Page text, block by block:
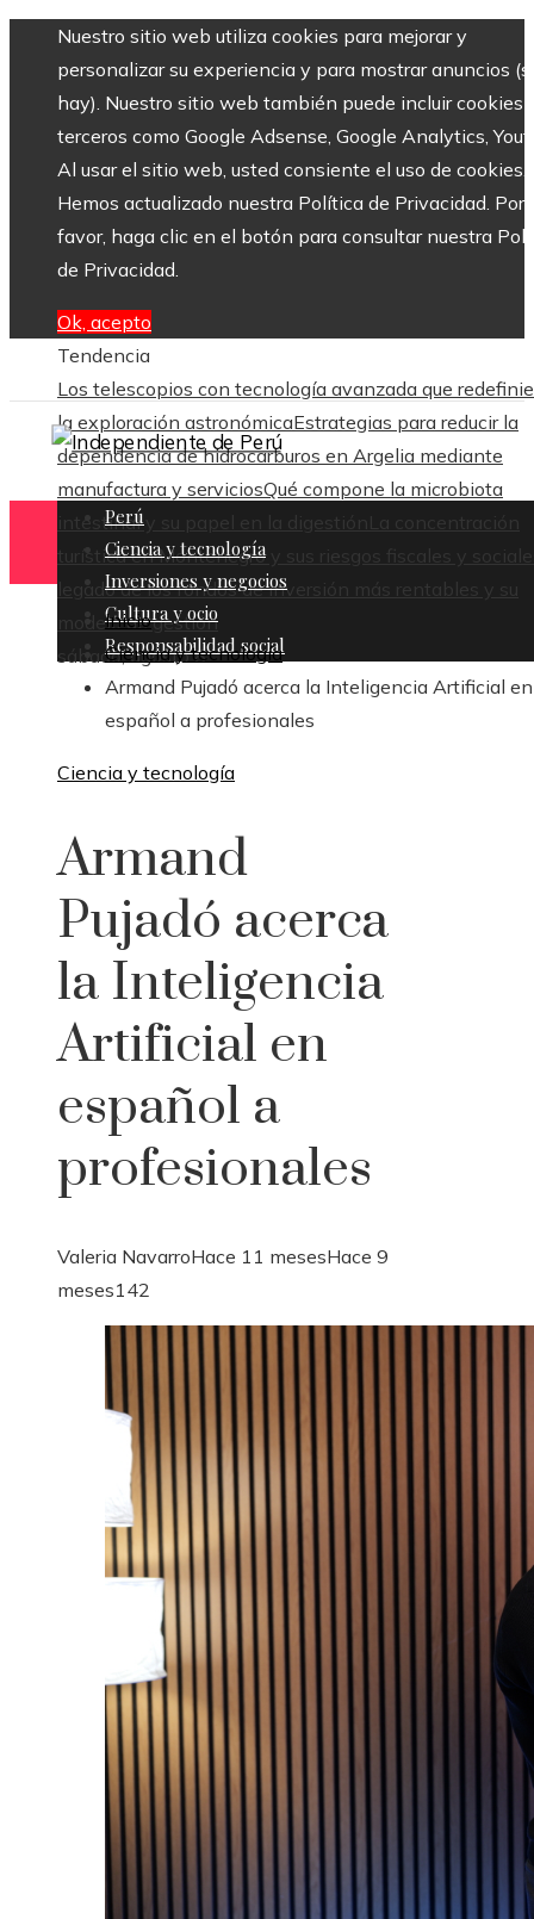
Nuestro sitio web utiliza cookies para mejorar y
personalizar su experiencia y para mostrar anuncios
hay). Nuestro sitio web también puede incluir cookies
terceros como Google Adsense, Google Analytics,
Al usar el sitio web, usted consiente el uso de cookies.
Hemos actualizado nuestra Política de Privacidad. Por
favor, haga clic en el botón para consultar nuestra
de Privacidad.
Ok, acepto
Tendencia
Los telescopios con tecnología avanzada que
la exploración astronómicaEstrategias para reducir la
dependencia de hidrocarburos en Argelia mediante
manufactura y serviciosQué compone la microbiota
intestinal y su papel en la digestión
La concentración
turística en Montenegro y sus riesgos fiscales y
legado de los fondos de inversión más rentables y su
modelo de gestión
sábado, agosto 8
Perú
Ciencia y tecnología
Inversiones y negocios
Cultura y ocio
Responsabilidad social
Inicio
Ciencia y tecnología
Armand Pujadó acerca la Inteligencia Artificial en
español a profesionales
Ciencia y tecnología
Armand
Pujadó acerca
la Inteligencia
Artificial en
español a
profesionales
Valeria NavarroHace 11 mesesHace 9
meses142